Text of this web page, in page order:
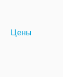
Цены